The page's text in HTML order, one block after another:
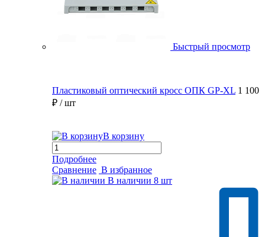
Быстрый просмотр
Пластиковый оптический кросс ОПК GP-XL 1 100
₽ / шт
В корзину
Подробнее
Сравнение В избранное
В наличии 8 шт